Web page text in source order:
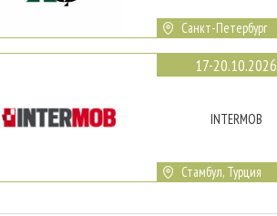
Санкт-Петербург
17-20.10.2026
INTERMOB
Стамбул, Турция